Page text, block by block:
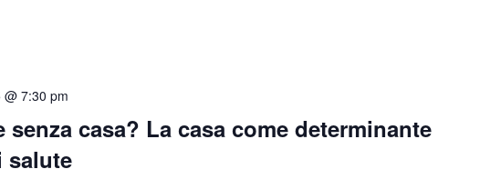
senza casa? La casa come determinante
salute
7:30 pm